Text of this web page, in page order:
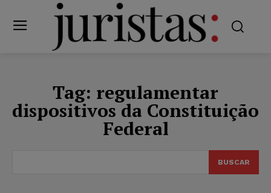
Tag: regulamentar
dispositivos da Constituição
Federal
BUSCAR